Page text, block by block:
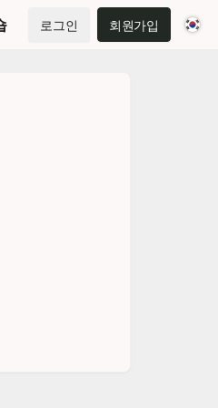
로그인 회원가입